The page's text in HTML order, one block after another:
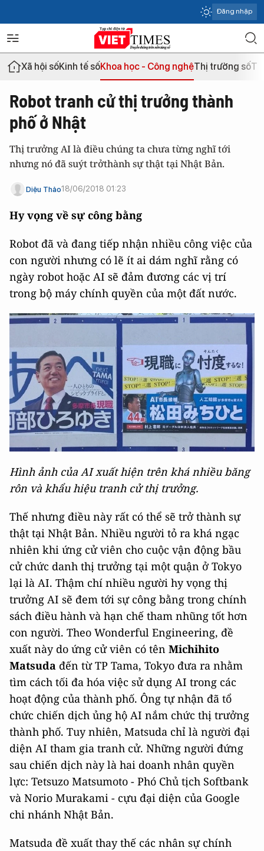
Đăng nhập
Xã hội sốKinh tế sốKhoa học - Công nghệThị trường số
Robot tranh cử thị trưởng thành
phố ở Nhật
Thị trưởng AI là điều chúng ta chưa từng nghĩ tới
nhưng nó đã suýt trởthành sự thật tại Nhật Bản.
Diệu Thảo18/06/2018 01:23
Hy vọng về sự công bằng
Robot đã và đang tiếp nhận nhiều công việc của
con người nhưng có lẽ ít ai dám nghĩ rằng có
ngày robot hoặc AI sẽ đảm đương các vị trí
trong bộ máy chính quyền của một đất nước.
Hình ảnh của AI xuất hiện trên khá nhiều băng
rôn và khẩu hiệu tranh cử thị trưởng.
Thế nhưng điều này rất có thể sẽ trở thành sự
thật tại Nhật Bản. Nhiều người tỏ ra khá ngạc
nhiên khi ứng cử viên cho cuộc vận động bầu
cử chức danh thị trưởng tại một quận ở Tokyo
lại là AI. Thậm chí nhiều người hy vọng thị
trưởng AI sẽ đem tới sự công bằng trong chính
sách điều hành và hạn chế tham nhũng tốt hơn
con người. Theo Wonderful Engineering, đề
xuất này do ứng cử viên có tên Michihito
Matsuda đến từ TP Tama, Tokyo đưa ra nhằm
tìm cách tối đa hóa việc sử dụng AI trong các
hoạt động của thành phố. Ông tự nhận đã tổ
chức chiến dịch ủng hộ AI nắm chức thị trưởng
thành phố. Tuy nhiên, Matsuda chỉ là người đại
diện AI tham gia tranh cử. Những người đứng
sau chiến dịch này là hai doanh nhân quyền
lực: Tetsuzo Matsumoto - Phó Chủ tịch Softbank
và Norio Murakami - cựu đại diện của Google
chi nhánh Nhật Bản.
Matsuda đề xuất thay thế các nhân sự chính